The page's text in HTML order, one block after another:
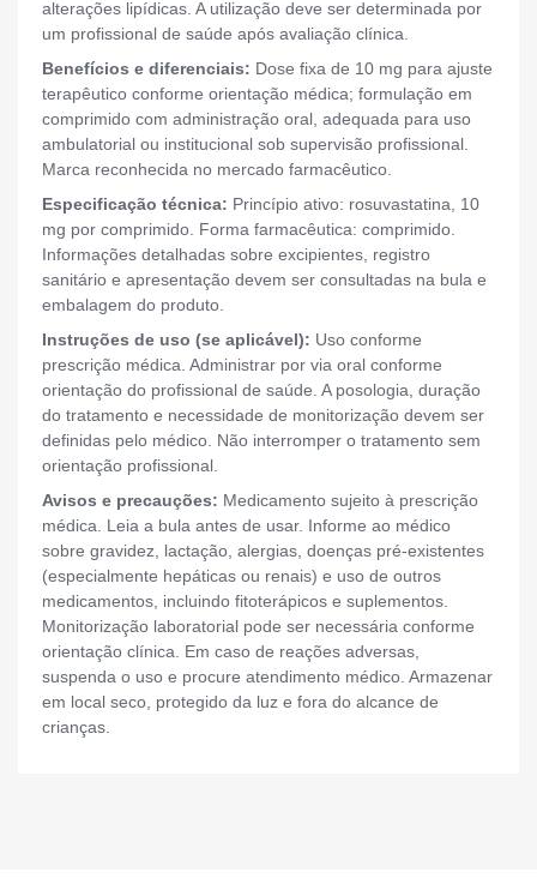
alterações lipídicas. A utilização deve ser determinada por
um profissional de saúde após avaliação clínica.
Benefícios e diferenciais: Dose fixa de 10 mg para ajuste
terapêutico conforme orientação médica; formulação em
comprimido com administração oral, adequada para uso
ambulatorial ou institucional sob supervisão profissional.
Marca reconhecida no mercado farmacêutico.
Especificação técnica: Princípio ativo: rosuvastatina, 10
mg por comprimido. Forma farmacêutica: comprimido.
Informações detalhadas sobre excipientes, registro
sanitário e apresentação devem ser consultadas na bula e
embalagem do produto.
Instruções de uso (se aplicável): Uso conforme
prescrição médica. Administrar por via oral conforme
orientação do profissional de saúde. A posologia, duração
do tratamento e necessidade de monitorização devem ser
definidas pelo médico. Não interromper o tratamento sem
orientação profissional.
Avisos e precauções: Medicamento sujeito à prescrição
médica. Leia a bula antes de usar. Informe ao médico
sobre gravidez, lactação, alergias, doenças pré-existentes
(especialmente hepáticas ou renais) e uso de outros
medicamentos, incluindo fitoterápicos e suplementos.
Monitorização laboratorial pode ser necessária conforme
orientação clínica. Em caso de reações adversas,
suspenda o uso e procure atendimento médico. Armazenar
em local seco, protegido da luz e fora do alcance de
crianças.